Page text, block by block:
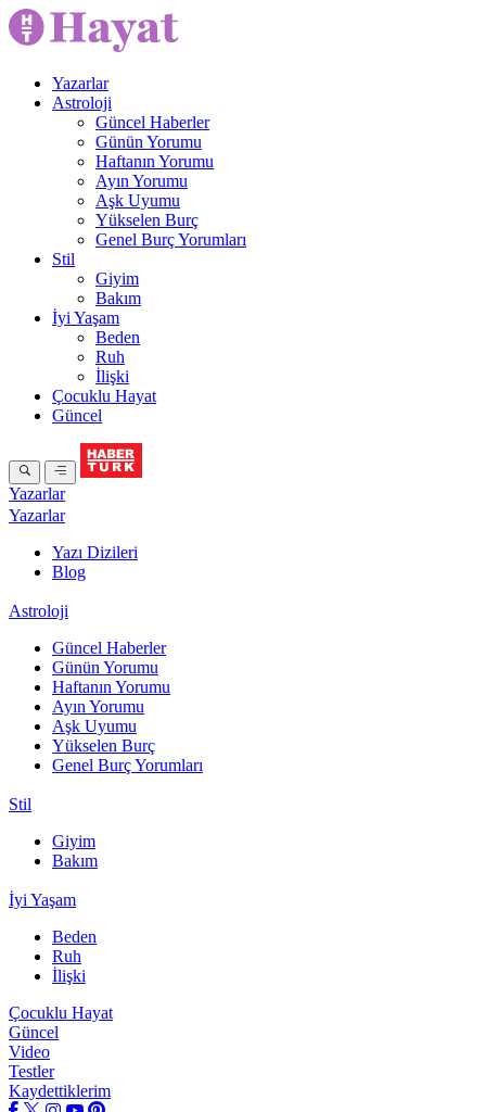
Yazarlar
Astroloji
Güncel Haberler
Günün Yorumu
Haftanın Yorumu
Ayın Yorumu
Aşk Uyumu
Yükselen Burç
Genel Burç Yorumları
Stil
Giyim
Bakım
İyi Yaşam
Beden
Ruh
İlişki
Çocuklu Hayat
Güncel
Yazarlar
Yazarlar
Yazı Dizileri
Blog
Astroloji
Güncel Haberler
Günün Yorumu
Haftanın Yorumu
Ayın Yorumu
Aşk Uyumu
Yükselen Burç
Genel Burç Yorumları
Stil
Giyim
Bakım
İyi Yaşam
Beden
Ruh
İlişki
Çocuklu Hayat
Güncel
Video
Testler
Kaydettiklerim